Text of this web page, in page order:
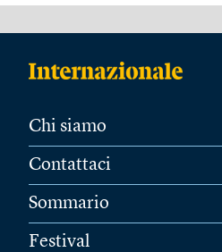
Chi siamo
Contattaci
Sommario
Festival